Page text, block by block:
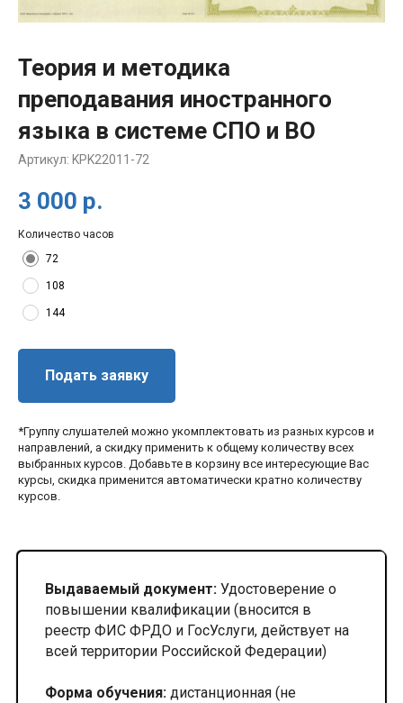
Теория и методика
преподавания иностранного
языка в системе СПО и ВО
Артикул: KPK22011-72
3 000 р.
Количество часов
72
108
144
Подать заявку
*Группу слушателей можно укомплектовать из разных курсов и
направлений, а скидку применить к общему количеству всех
выбранных курсов. Добавьте в корзину все интересующие Вас
курсы, скидка применится автоматически кратно количеству
курсов.
Выдаваемый документ: Удостоверение о
повышении квалификации (вносится в
реестр ФИС ФРДО и ГосУслуги, действует на
всей территории Российской Федерации)
Форма обучения: дистанционная (не